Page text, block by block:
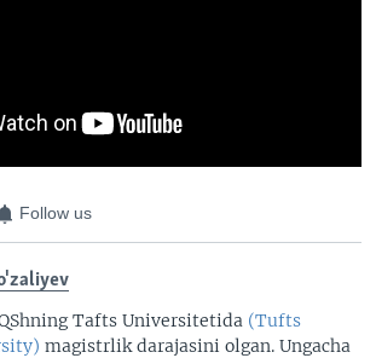
Follow us
Tafts Universitetida (Tufts
magistrlik darajasini olgan. Ungacha